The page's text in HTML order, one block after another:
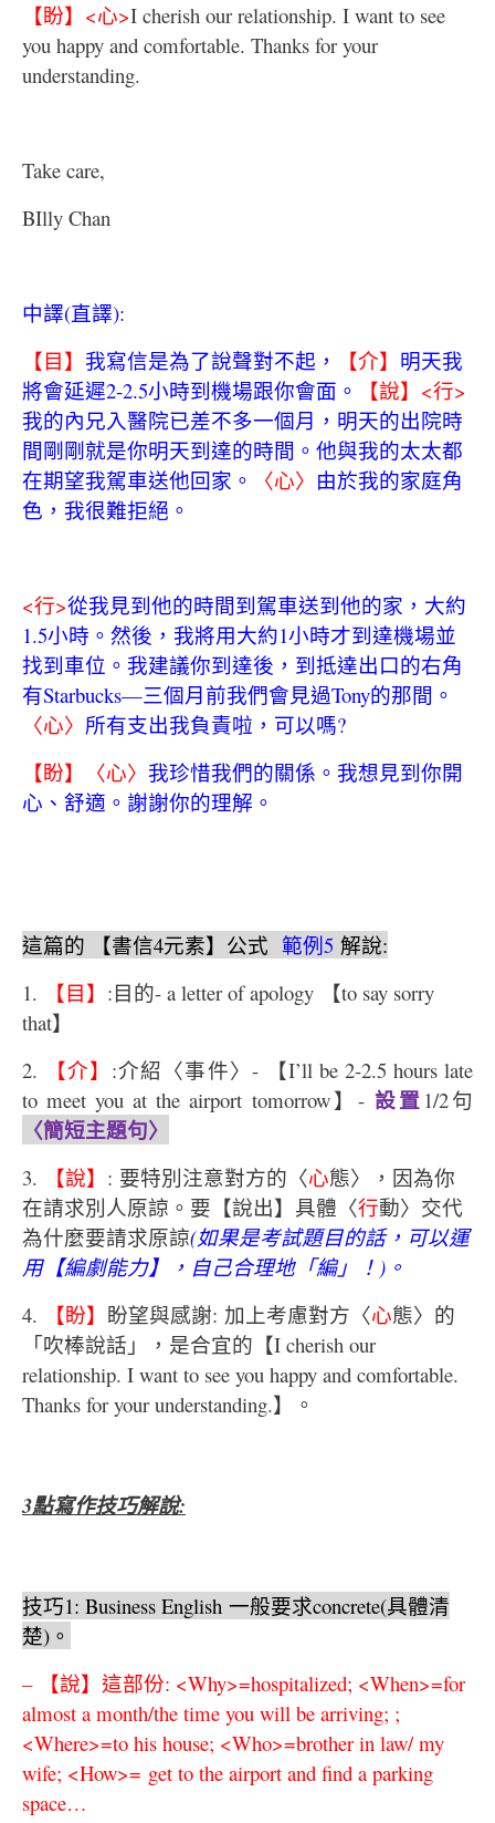
【盼】 <心>I cherish our relationship. I want to see
you happy and comfortable. Thanks for your
understanding.
Take care,
BIlly Chan
中譯(直譯):
【目】 我寫信是為了說聲對不起， 【介】 明天我
將會延遲2-2.5小時到機場跟你會面。 【說】 <行>
我的內兄入醫院已差不多一個月，明天的出院時
間剛剛就是你明天到達的時間。他與我的太太都
在期望我駕車送他回家。
〈心〉 由於我的家庭角
色，我很難拒絕。
<行>從我見到他的時間到駕車送到他的家，大約
1.5小時。然後，我將用大約1小時才到達機場並
找到車位。我建議你到達後，到抵達出口的右角
有Starbucks—三個月前我們會見過Tony的那間。
〈心〉 所有支出我負責啦，可以嗎?
【盼】〈心〉 我珍惜我們的關係。我想見到你開
心、舒適。謝謝你的理解。
這篇的 【書信4元素】公式 範例5 解說:
1.
【目】 :目的- a letter of apology 【to say sorry
that】
2.
【介】 :介紹〈事件〉- 【I’ll be 2-2.5 hours late
to meet you at the airport tomorrow】- 設置 1/2句
〈簡短主題句〉
3. 【說】 : 要特別注意對方的〈心態〉，因為你
在請求別人原諒。要【說出】具體〈行動〉交代
為什麼要請求原諒(如果是考試題目的話，可以運
用【編劇能力】，自己合理地「編」！ ) 。
4.
【盼】 盼望與感謝: 加上考慮對方〈心態〉的
「吹棒說話」，是合宜的【I cherish our
relationship. I want to see you happy and comfortable.
Thanks for your understanding.】。
3點寫作技巧解說:
技巧1: Business English 一般要求concrete(具體清
楚) 。
–
【說】這部份: <Why>=hospitalized; <When>=for
almost a month/the time you will be arriving; ;
<Where>=to his house; <Who>=brother in law/ my
wife; <How>= get to the airport and find a parking
space…